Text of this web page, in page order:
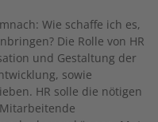
Wie schaffe ich es,
Die Rolle von HR
und Gestaltung der
sowie
HR solle die nötigen